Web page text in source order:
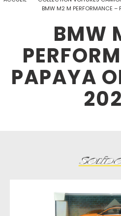
BMW M2 M PERFORMANCE –
BMW
PAPAYA